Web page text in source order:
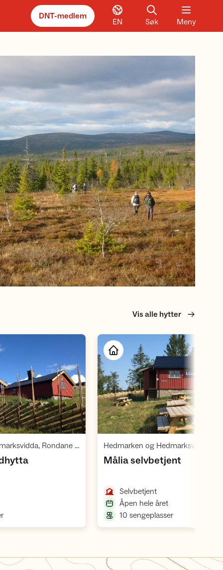
DNT-medlem
EN Søk Meny
Vis alle hytter
Åpne hytte
Hedmarken og Hedmarksvidda, Rondane villreinområde 1
,
,
,
Åpne hytte
Målia selvbetjent
Selvbetjent,
Åpen hele året,
10 sengeplasser,